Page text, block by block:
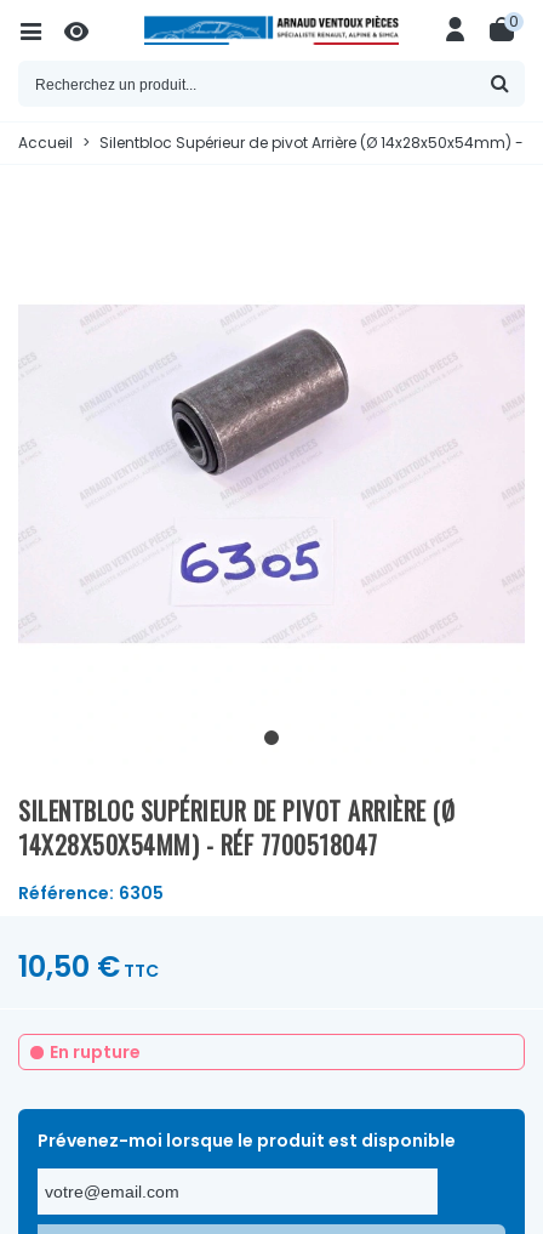
0
Accueil > Silentbloc Supérieur de pivot Arrière (Ø 14x28x50x54mm) -
SILENTBLOC SUPÉRIEUR DE PIVOT ARRIÈRE (Ø
14X28X50X54MM) - RÉF 7700518047
Référence: 6305
10,50 € TTC
En rupture
Prévenez-moi lorsque le produit est disponible